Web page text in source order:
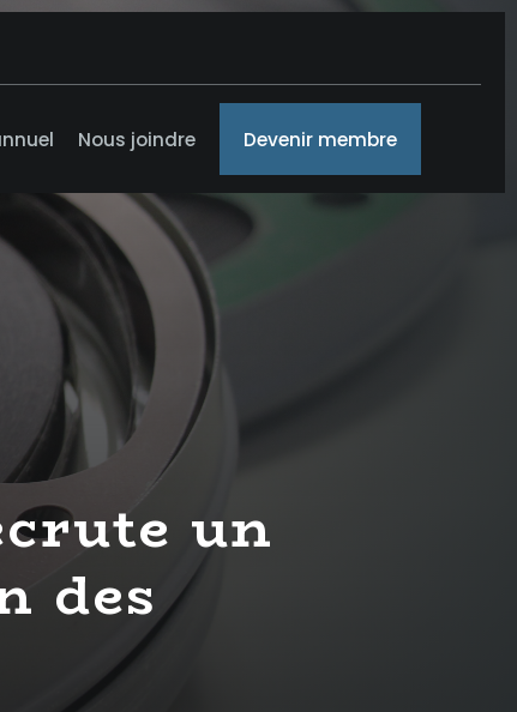
Nous joindre Devenir membre
un
des